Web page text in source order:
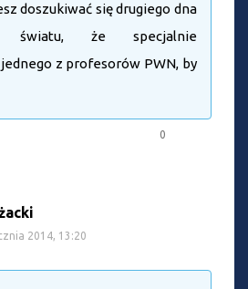
doszukiwać się drugiego dna
światu, że specjalnie
z profesorów PWN, by
0
2014, 13:20